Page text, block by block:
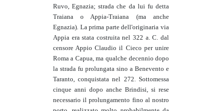
Ruvo, Egnazia; strada che da lui fu detta
Traiana o Appia-Traiana (ma anche
Egnazia). La prima parte dell'originaria via
Appia era stata costruita nel 322 a. C. dal
censore Appio Claudio il Cieco per unire
Roma a Capua, ma qualche decennio dopo
la strada fu prolungata sino a Benevento e
Taranto, conquistata nel 272. Sottomessa
cinque anni dopo anche Brindisi, si rese
necessario il prolungamento fino al nostro